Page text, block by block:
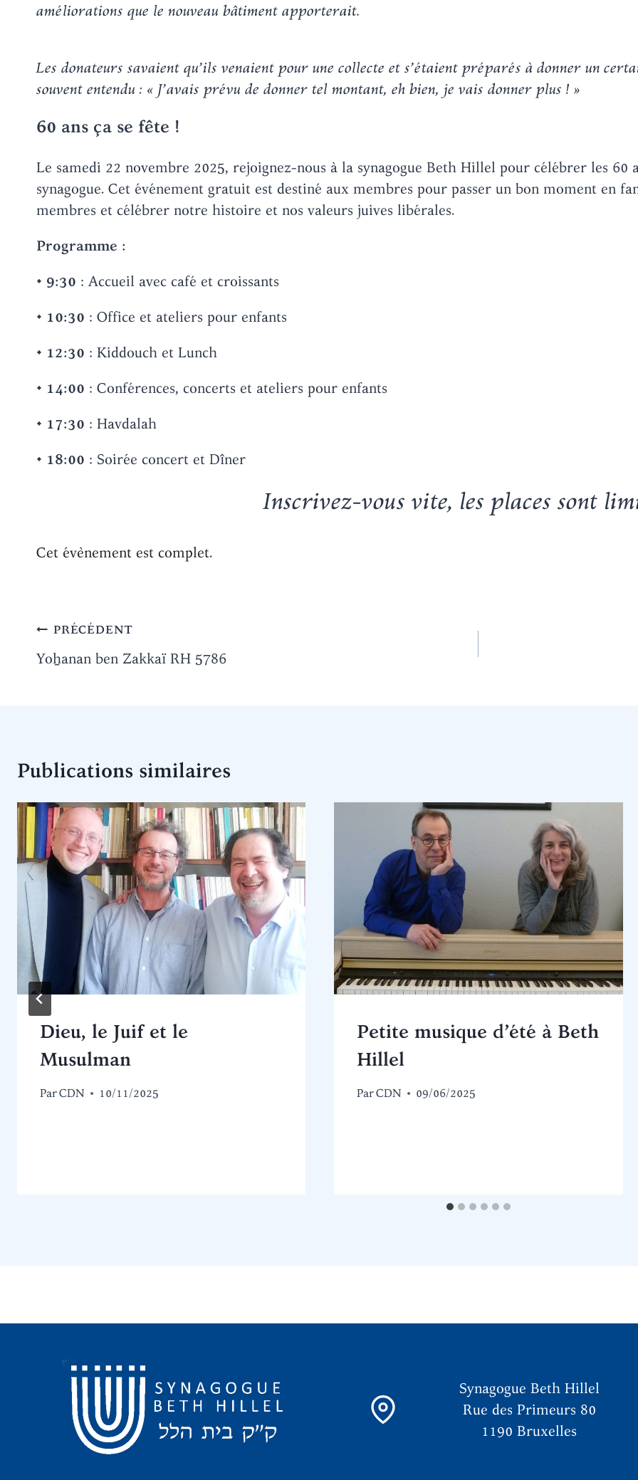
améliorations que le nouveau bâtiment apporterait.
Les donateurs savaient qu’ils venaient pour une collecte et s’étaient préparés à donner un
souvent entendu : « J’avais prévu de donner tel montant, eh bien, je vais donner plus ! »
60 ans ça se fête !
Le samedi 22 novembre 2025, rejoignez-nous à la synagogue Beth Hillel pour célébrer les 60
synagogue. Cet événement gratuit est destiné aux membres pour passer un bon moment en
membres et célébrer notre histoire et nos valeurs juives libérales.
Programme :
• 9:30 : Accueil avec café et croissants
• 10:30 : Office et ateliers pour enfants
• 12:30 : Kiddouch et Lunch
• 14:00 : Conférences, concerts et ateliers pour enfants
• 17:30 : Havdalah
• 18:00 : Soirée concert et Dîner
Inscrivez-vous vite, les places sont
Cet évènement est complet.
Navigation
de
PRÉCÉDENT
Yoẖanan ben Zakkaï RH 5786
Publications similaires
Dieu, le Juif et le
Musulman
ParCDN 10/11/2025
Petite musique d’été à Beth
Hillel
ParCDN 09/06/2025
Synagogue Beth Hillel
Rue des Primeurs 80
1190 Bruxelles